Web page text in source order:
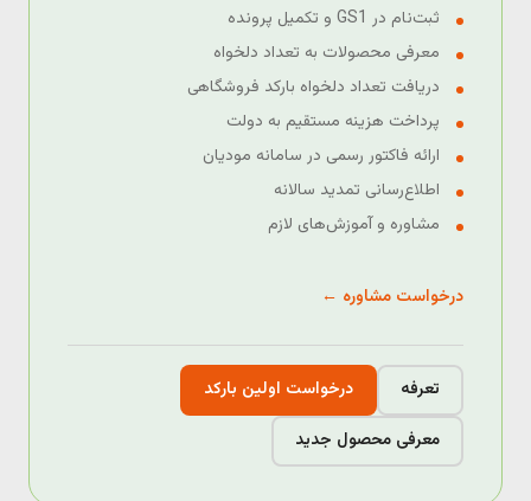
ثبت‌نام در GS1 و تکمیل پرونده
معرفی محصولات به تعداد دلخواه
دریافت تعداد دلخواه بارکد فروشگاهی
پرداخت هزینه مستقیم به دولت
ارائه فاکتور رسمی در سامانه مودیان
اطلاع‌رسانی تمدید سالانه
مشاوره و آموزش‌های لازم
درخواست مشاوره ←
تعرفه
درخواست اولین بارکد
معرفی محصول جدید